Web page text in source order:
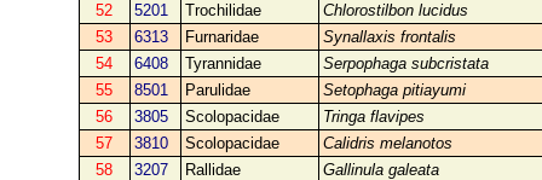
52
5201 Trochilidae
Chlorostilbon lucidus
53
6313 Furnaridae
Synallaxis frontalis
54
6408 Tyrannidae
Serpophaga subcristata
55
8501 Parulidae
Setophaga pitiayumi
56
3805 Scolopacidae
Tringa flavipes
57
3810 Scolopacidae
Calidris melanotos
58
3207 Rallidae
Gallinula galeata